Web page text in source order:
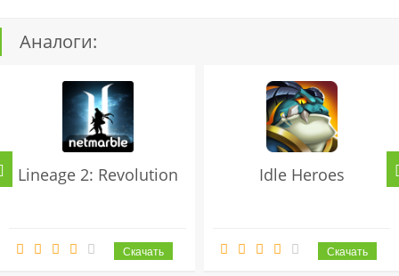
Аналоги:
Lineage 2: Revolution Idle Heroes